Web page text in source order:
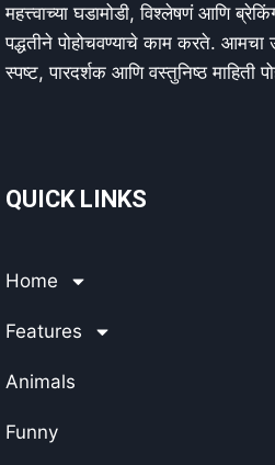
महत्त्वाच्या घडामोडी, विश्लेषणं आणि
पद्धतीने पोहोचवण्याचे काम करते. आमचा
स्पष्ट, पारदर्शक आणि वस्तुनिष्ठ माहिती
QUICK LINKS
Home
Features
Animals
Funny